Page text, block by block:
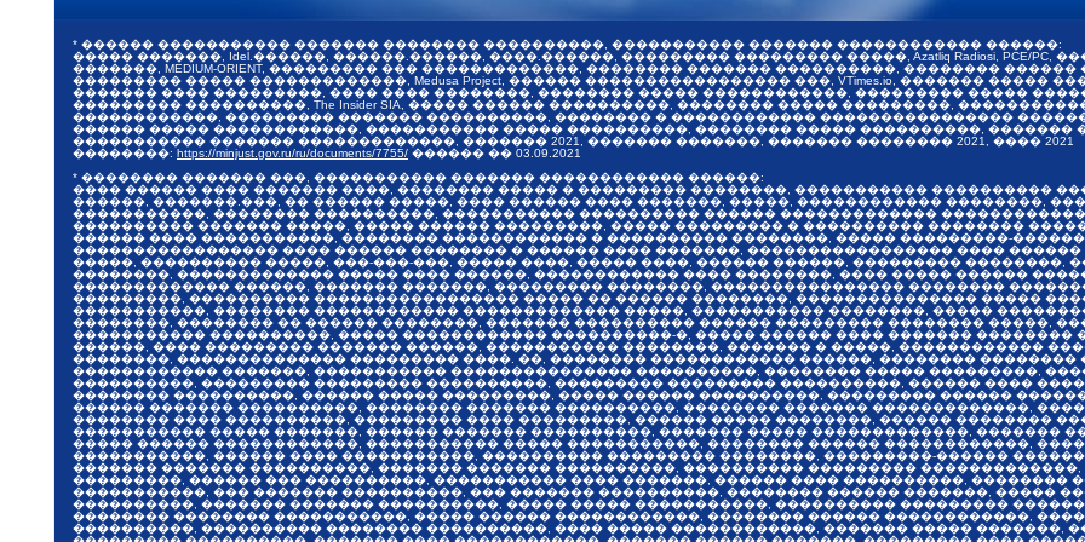
* ������ ����������� ������� �������� ����������, ����������� ������� ������������ ������:
����� �������, Idel.������, ������.������, ����.������, ��������� ��������� �����, Azatliq Radiosi, PCE/
�������, MEDIUM-ORIENT, ��������� ��� �������������, �������� ������� ����������, ��������
��������� ����� �������������, Medusa Project, ������ ����������������� ���, VTimes.io, �������
������� ���� ���������, ���� ���� ��������, �������� ����� ������������, ��������� �����
��������� ����������, The Insider SIA, ����� ������ ����������, �������� ����� ���������,
������������, ��������� ������� ����������, �������� � ������������ ����������������
������ ����� ������������, ����������� ����� ����������, �������� ����� ����������, �������
����������� ������� �������������, ������� 2021, ������� �������, ������� �������� 2021, ���� 2021
��������: https://minjust.gov.ru/ru/documents/7755/ ������ �� 03.09.2021
* �������� ������� ���, ����������� ������� ������������ ������:
���� ������ ���� ������� ����, �������� ����� � ��������� ��������, ����������� ����������
������, �������.���, �� ������ �����, ���� ������ ���� �������, �����, ������������ ��������,
�����������, �������� ����������, ����������� ���������� ������ �������������
���������� ������� �����, ����� ������ ���������, ����� ��������� � ���������� ��������
������ ���� �����������, �������� ������������ � ���������� ��������, ����� ���������-
����������������� ���� ������ �������� � ������ ���� �������, ����������������� ����
�����, ���������� �����, ���-���-���, ����� ����, ����� ����, ������ ������, ��������� ��������,
��������, ������������� ����� ���� ������, ������������ ���� ��������, ���� ����� ������
������������� ������, ������� �������, ��������� ��������, ���������������� ��������
���������, ���������� ����������������� ����� �� ������ ��������, ��������������� �����
�����������, �������� ������������ ������������� �����, ����������� ��������, �����
��������, �������� �� ������ ��������, ������� ���������� ������ ��������� �������� �����,
����������� ����������, ����� ������������ ����������-�, ����� ������ ���� ������� ��������
������, ���� ��������� ������� ������, ����������� ��������, ������� � �����, ������������
��������, �������������� ��������� ����. ��, �������� ������������ ������, �������� ��������
������������ �������, ����������� ��������������� ����������, �������� ����� ���������,
����������, ��������� ��������� ����������, ��������� ��������� ����������, ������ ����
�������� ����������, ������ ����� ���������, ����� ������ ����������, ��������� ������
������ ������� ����������, �������� ������� ����������, �������� ������� �������������,
�������� ���� ����������, ��������� ���� ���������, ������ ����� ��������, ������ ��������
����������� ����� �������, ������ ������� ����������, ������� ����� �������������, �������
����� ������ ������������, ����������� ����� �����������, �������� ������ ������������,
�����������, ������ ���� �����������, ���������� ��������� ��������, ���������-������
������� ������� ����������, ������� ������� ����������, ���������� ���������
���������, ������ ��� ����������, ����������� ���� �������, ������ ���� ����������, ��������
�����������, ��� ������� ����������, ��� ������� ����������, �������� ������ �������, �����
����������, ������� ������� ����������, ����� ����� �����������, ���������� ���������
�������� �������� �����������, ����� ������ ������������, �������� ������ ������������,
����������, ���������� �������� ����������, ���� ����� ������������, ������� ����� �������,